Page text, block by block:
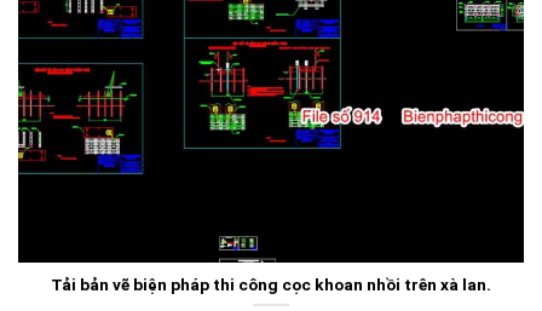
Tải bản vẽ biện pháp thi công cọc khoan nhồi trên xà lan.